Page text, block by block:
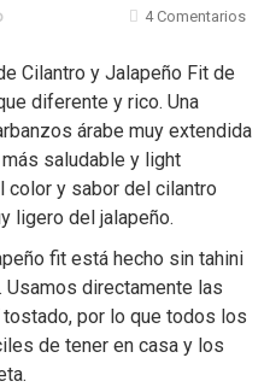
4 Comentarios
Cilantro y Jalapeño Fit de
diferente y rico. Una
árabe muy extendida
saludable y light
color y sabor del cilantro
ligero del jalapeño.
fit está hecho sin tahini
directamente las
por lo que todos los
de tener en casa y los